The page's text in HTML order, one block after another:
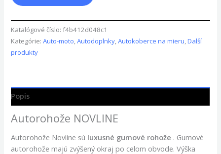
Katalógové číslo:f4b412d048c1
Kategórie:Auto-moto,Autodoplnky,Autokoberce na mieru,Další
produkty
Popis
Autorohože NOVLINE
Autorohože Novline sú luxusné gumové rohože . Gumové
autorohože majú zvýšený okraj po celom obvode. Výška